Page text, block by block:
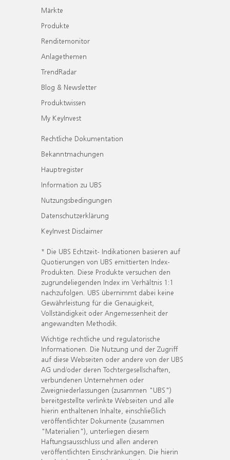
Märkte
Produkte
Renditemonitor
Anlagethemen
TrendRadar
Blog & Newsletter
Produktwissen
My KeyInvest
Rechtliche Dokumentation
Bekanntmachungen
Hauptregister
Information zu UBS
Nutzungsbedingungen
Datenschutzerklärung
KeyInvest Disclaimer
* Die UBS Echtzeit- Indikationen basieren auf
Quotierungen von UBS emittierten Index-
Produkten. Diese Produkte versuchen den
zugrundeliegenden Index im Verhältnis 1:1
nachzufolgen. UBS übernimmt dabei keine
Gewährleistung für die Genauigkeit,
Vollständigkeit oder Angemessenheit der
angewandten Methodik.
Wichtige rechtliche und regulatorische
Informationen. Die Nutzung und der Zugriff
auf diese Webseiten oder andere von der UBS
AG und/oder deren Tochtergesellschaften,
verbundenen Unternehmen oder
Zweigniederlassungen (zusammen "UBS")
bereitgestellte verlinkte Webseiten und alle
hierin enthaltenen Inhalte, einschließlich
veröffentlichter Dokumente (zusammen
"Materialien"), unterliegen diesem
Haftungsausschluss und allen anderen
veröffentlichten Einschränkungen. Die hierin